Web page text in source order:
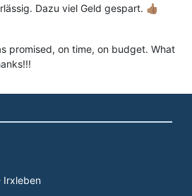
Dazu viel Geld gespart. 👍🏽
promised, on time, on budget. What
Irxleben